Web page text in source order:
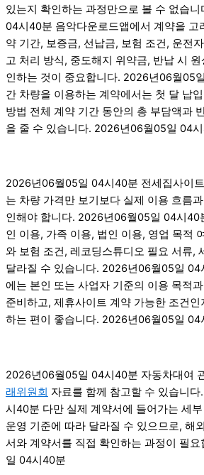
있는지 확인하는 과정만으로 볼 수 없습
04시40분 음악다운로드앱에서 계약을 고
약 기간, 보증금, 선납금, 보험 조건, 운전
고 처리 방식, 중도해지 위약금, 반납 시
인하는 것이 중요합니다. 2026년06월05
간 차량을 이용하는 계약에서는 첫 달 납
방법 전체 계약 기간 동안의 총 부담액과
을 줄 수 있습니다. 2026년06월05일 04
2026년06월05일 04시40분 전세집사이
는 차량 가격만 보기보다 실제 이용 흐름
인해야 합니다. 2026년06월05일 04시40
인 이용, 가족 이용, 법인 이용, 영업 목적
와 보험 조건, 레코딩스튜디오 필요 서류,
달라질 수 있습니다. 2026년06월05일 04
에는 본인 또는 사업자 기준의 이용 목적
준비하고, 제휴사이트 계약 가능한 조건
하는 편이 좋습니다. 2026년06월05일 04
2026년06월05일 04시40분 자동차대여
래위원회 자료를 함께 참고할 수 있습니
시40분 다만 실제 계약서에 들어가는 세
운영 기준에 따라 달라질 수 있으므로, 해
서와 계약서를 직접 확인하는 과정이 필
일 04시40분